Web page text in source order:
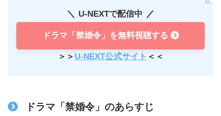
U-NEXTで配信中
ドラマ「禁婚令」を無料視聴する
＞＞ U-NEXT公式サイト ＜＜
ドラマ「禁婚令」のあらすじ